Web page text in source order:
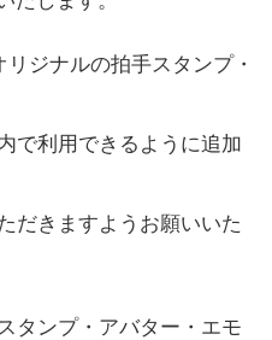
ジナルの拍手スタンプ・
で利用できるように追加
だきますようお願いいた
タンプ・アバター・エモ